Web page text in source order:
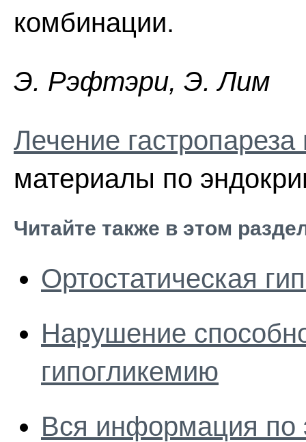
комбинации.
Э. Pэфтэpи, Э. Лим
Лечение
материалы по
Читайте также в этом
Ортостатическая
Нарушение
гипогликемию
Вся информация по